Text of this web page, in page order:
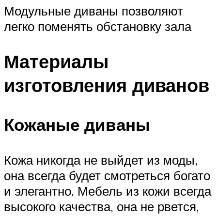
Модульные диваны позволяют
легко поменять обстановку зала
Материалы
изготовления диванов
Кожаные диваны
Кожа никогда не выйдет из моды,
она всегда будет смотреться богато
и элегантно. Мебель из кожи всегда
высокого качества, она не рвется,